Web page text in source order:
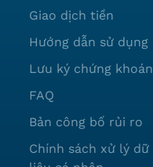
Giao dịch tiền
Hướng dẫn sử dụng
Lưu ký chứng khoán
FAQ
Bản công bố rủi ro
Chính sách xử lý dữ